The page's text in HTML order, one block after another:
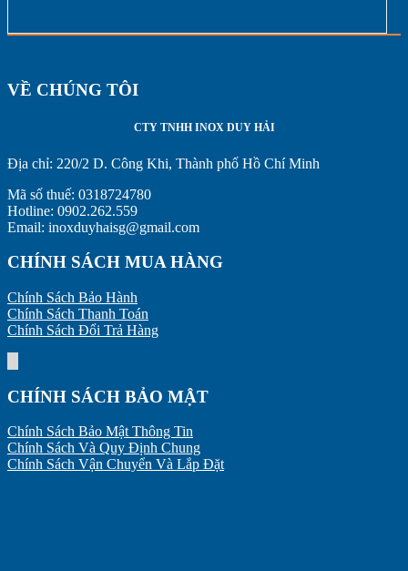
VỀ CHÚNG TÔI
CTY TNHH INOX DUY HẢI
Địa chỉ: 220/2 D. Công Khi, Thành phố Hồ Chí Minh
Mã số thuế: 0318724780
Hotline: 0902.262.559
Email: inoxduyhaisg@gmail.com
CHÍNH SÁCH MUA HÀNG
Chính Sách Bảo Hành
Chính Sách Thanh Toán
Chính Sách Đổi Trả Hàng
CHÍNH SÁCH BẢO MẬT
Chính Sách Bảo Mật Thông Tin
Chính Sách Và Quy Định Chung
Chính Sách Vận Chuyển Và Lắp Đặt